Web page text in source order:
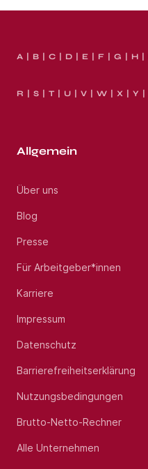
A B C D E F G H
R S T U V W X Y
Allgemein
Über uns
Blog
Presse
Für Arbeitgeber*innen
Karriere
Impressum
Datenschutz
Barrierefreiheitserklärung
Nutzungsbedingungen
Brutto-Netto-Rechner
Alle Unternehmen